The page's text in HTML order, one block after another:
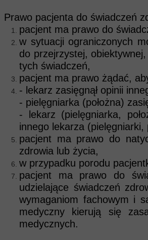
Prawo pacjenta do świadczeń
pacjent ma prawo do
w sytuacji ograniczonych
do przejrzystej,
tych świadczeń,
pacjent ma prawo żądać,
- lekarz zasięgnął opinii
- pielęgniarka (położna)
- lekarz (pielęgniarka,
innego lekarza
pacjent ma prawo do
zdrowia lub życia,
w przypadku porodu
pacjent ma prawo do
udzielające świadczeń
wymaganiom fachowym i
medyczny kierują się
medycznych.
Koronawirus